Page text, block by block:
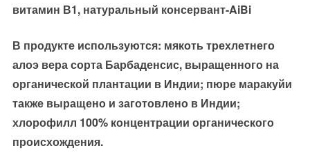
витамин В1, натуральный консервант-AiBi
В продукте используются: мякоть трехлетнего
алоэ вера сорта Барбаденсис, выращенного на
органической плантации в Индии; пюре маракуйи
также выращено и заготовлено в Индии;
хлорофилл 100% концентрации органического
происхождения.